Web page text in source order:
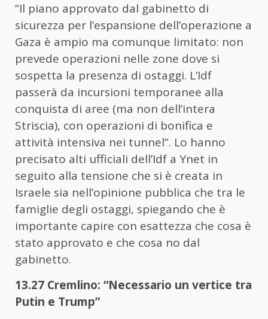
“Il piano approvato dal gabinetto di
sicurezza per l’espansione dell’operazione a
Gaza è ampio ma comunque limitato: non
prevede operazioni nelle zone dove si
sospetta la presenza di ostaggi. L’Idf
passerà da incursioni temporanee alla
conquista di aree (ma non dell’intera
Striscia), con operazioni di bonifica e
attività intensiva nei tunnel”. Lo hanno
precisato alti ufficiali dell’Idf a Ynet in
seguito alla tensione che si è creata in
Israele sia nell’opinione pubblica che tra le
famiglie degli ostaggi, spiegando che è
importante capire con esattezza che cosa è
stato approvato e che cosa no dal
gabinetto.
13.27 Cremlino: “Necessario un vertice tra
Putin e Trump”